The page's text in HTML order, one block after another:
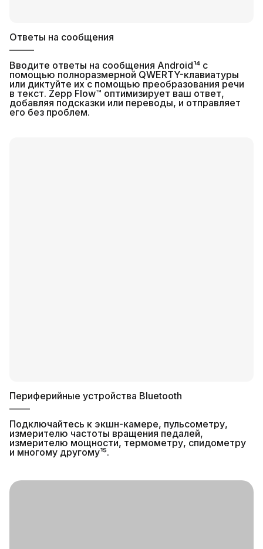
Ответы на сообщения
Вводите ответы на сообщения Android¹⁴ с
помощью полноразмерной QWERTY-клавиатуры
или диктуйте их с помощью преобразования речи
в текст. Zepp Flow™ оптимизирует ваш ответ,
добавляя подсказки или переводы, и отправляет
его без проблем.
Периферийные устройства Bluetooth
_____
Подключайтесь к экшн-камере, пульсометру,
измерителю частоты вращения педалей,
измерителю мощности, термометру, спидометру
и многому другому¹⁵.